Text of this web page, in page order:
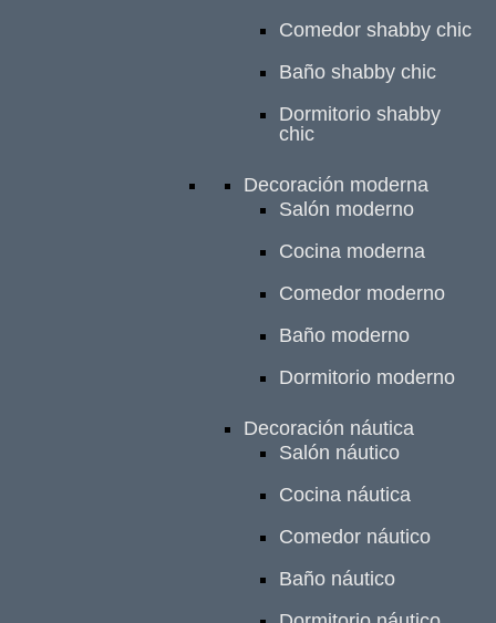
Comedor shabby chic
Baño shabby chic
Dormitorio shabby
chic
Decoración moderna
Salón moderno
Cocina moderna
Comedor moderno
Baño moderno
Dormitorio moderno
Decoración náutica
Salón náutico
Cocina náutica
Comedor náutico
Baño náutico